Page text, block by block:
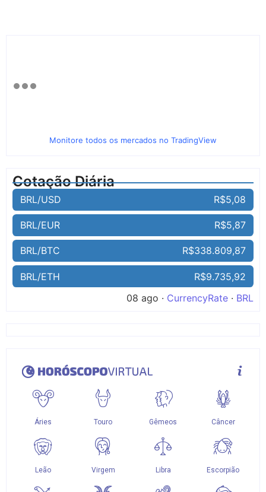
Monitore todos os mercados no TradingView
Cotação Diária
BRL/USD R$5,08
BRL/EUR R$5,87
BRL/BTC R$338.809,87
BRL/ETH
R$9.735,92
08 ago · CurrencyRate · BRL